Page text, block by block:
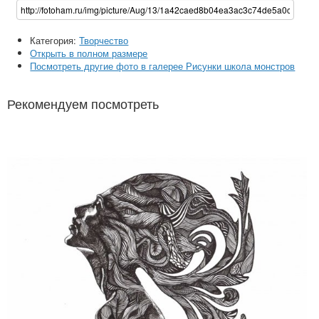
Категория:Творчество
Открыть в полном размере
Посмотреть другие фото в галерее Рисунки школа монстров
Рекомендуем посмотреть